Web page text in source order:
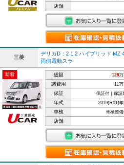
店舗
三菱
デリカD：2 1.2 ハイブリッド MZ
両側電動スラ
新着 総額 129万
諸費用 11万
保証 保証付｜保証
年式 2019(R01)
車検 車検整
店舗